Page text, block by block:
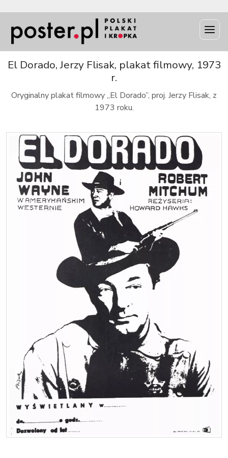
El Dorado, Jerzy Flisak, plakat filmowy, 1973
r.
Oryginalny plakat filmowy „El Dorado”, proj. Jerzy Flisak, z
1973 roku.